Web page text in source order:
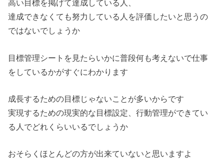
高い目標を掲げて達成している人、
達成できなくても努力している人を評価したいと思うの
ではないでしょうか
目標管理シートを見たらいかに普段何も考えないで仕事
をしているかがすぐにわかります
成長するための目標じゃないことが多いからです
実現するための現実的な目標設定、行動管理ができてい
る人でどれくらいいるでしょうか
おそらくほとんどの方が出来ていないと思いますよ